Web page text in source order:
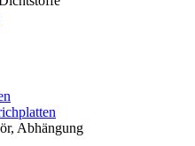
Abhängung